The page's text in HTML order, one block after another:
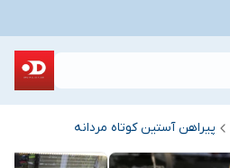
پیراهن آستین کوتاه مردانه